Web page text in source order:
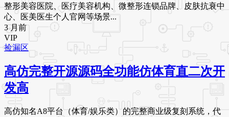
整形美容医院、医疗美容机构、微整形连锁品牌、皮肤抗衰中
心、医美医生个人官网等场景...
3 月前
VIP
捡漏区
高仿完整开源源码全功能仿体育直二次开
发高
高仿知名A8平台（体育/娱乐类）的完整商业级复刻系统，代